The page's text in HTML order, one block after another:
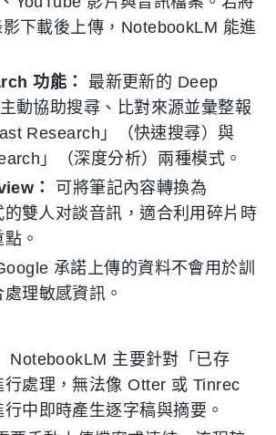
下載後上傳，NotebookLM 能進
功能：
最新更新的 Deep
動協助搜尋、比對來源並彙整報
Research」（快速搜尋）與
」（深度分析）兩種模式。
：
可將筆記內容轉換為
雙人对談音訊，適合利用碎片時
。
承諾上傳的資料不會用於訓
理敏感資訊。
NotebookLM 主要針對「已存
行處理，無法像 Otter 或 Tinrec
中即時產生逐字稿與摘要。